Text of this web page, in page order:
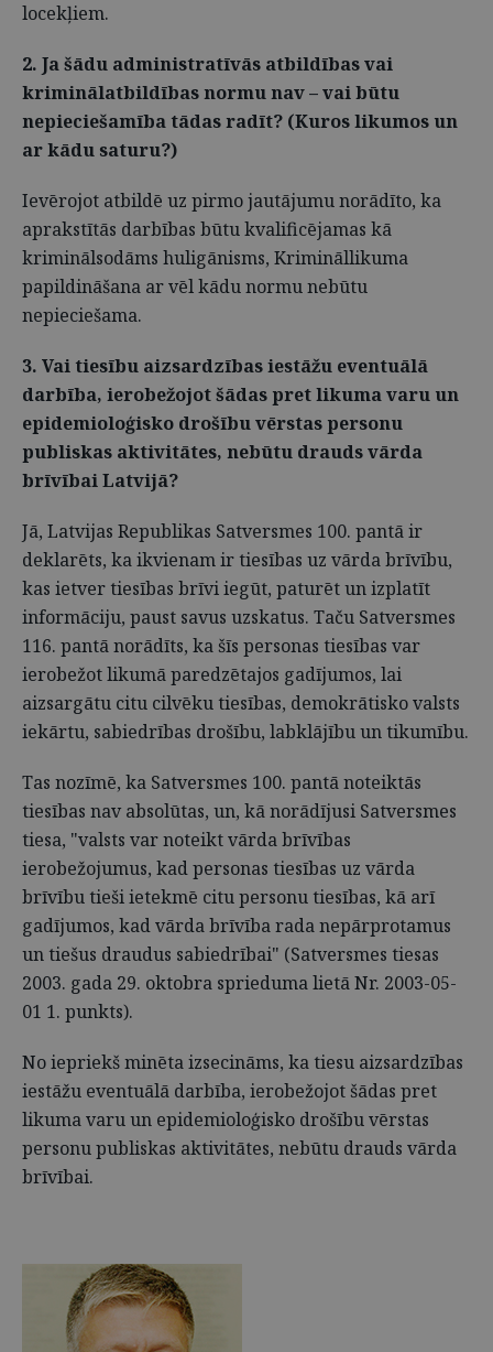
locekļiem.
2. Ja šādu administratīvās atbildības vai
kriminālatbildības normu nav – vai būtu
nepieciešamība tādas radīt? (Kuros likumos un
ar kādu saturu?)
Ievērojot atbildē uz pirmo jautājumu norādīto, ka
aprakstītās darbības būtu kvalificējamas kā
kriminālsodāms huligānisms, Krimināllikuma
papildināšana ar vēl kādu normu nebūtu
nepieciešama.
3. Vai tiesību aizsardzības iestāžu eventuālā
darbība, ierobežojot šādas pret likuma varu un
epidemioloģisko drošību vērstas personu
publiskas aktivitātes, nebūtu drauds vārda
brīvībai Latvijā?
Jā, Latvijas Republikas Satversmes 100. pantā ir
deklarēts, ka ikvienam ir tiesības uz vārda brīvību,
kas ietver tiesības brīvi iegūt, paturēt un izplatīt
informāciju, paust savus uzskatus. Taču Satversmes
116. pantā norādīts, ka šīs personas tiesības var
ierobežot likumā paredzētajos gadījumos, lai
aizsargātu citu cilvēku tiesības, demokrātisko valsts
iekārtu, sabiedrības drošību, labklājību un tikumību.
Tas nozīmē, ka Satversmes 100. pantā noteiktās
tiesības nav absolūtas, un, kā norādījusi Satversmes
tiesa, "valsts var noteikt vārda brīvības
ierobežojumus, kad personas tiesības uz vārda
brīvību tieši ietekmē citu personu tiesības, kā arī
gadījumos, kad vārda brīvība rada nepārprotamus
un tiešus draudus sabiedrībai" (Satversmes tiesas
2003. gada 29. oktobra sprieduma lietā Nr. 2003-05-
01 1. punkts).
No iepriekš minēta izsecināms, ka tiesu aizsardzības
iestāžu eventuālā darbība, ierobežojot šādas pret
likuma varu un epidemioloģisko drošību vērstas
personu publiskas aktivitātes, nebūtu drauds vārda
brīvībai.